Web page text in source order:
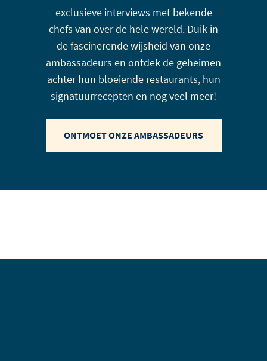
exclusieve interviews met bekende
chefs van over de hele wereld. Duik in
de fascinerende wijsheid van onze
ambassadeurs en ontdek de geheimen
achter hun bloeiende restaurants, hun
signatuurrecepten en nog veel meer!
ONTMOET ONZE AMBASSADEURS